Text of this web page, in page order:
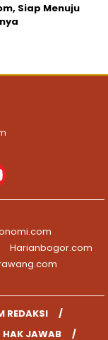
Siap Menuju
Harianbogor.com
REDAKSI
HAK JAWAB